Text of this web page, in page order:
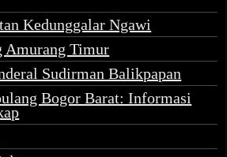
Kedunggalar Ngawi
Amurang Timur
Sudirman Balikpapan
Bogor Barat: Informasi